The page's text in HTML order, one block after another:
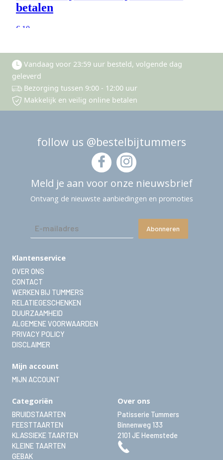
Vandaag voor 23:59 uur besteld, volgende dag
geleverd
Bezorging tussen 9:00 - 12:00 uur
Makkelijk en veilig online betalen
follow us @bestelbijtummers
Meld je aan voor onze nieuwsbrief
Ontvang de nieuwste aanbiedingen en promoties
Abonneren
Klantenservice
OVER ONS
CONTACT
WERKEN BIJ TUMMERS
RELATIEGESCHENKEN
DUURZAAMHEID
ALGEMENE VOORWAARDEN
PRIVACY POLICY
DISCLAIMER
Mijn account
MIJN ACCOUNT
Categoriën
BRUIDSTAARTEN
FEESTTAARTEN
KLASSIEKE TAARTEN
KLEINE TAARTEN
GEBAK
Over ons
Patisserie Tummers
Binnenweg 133
2101 JEHeemstede